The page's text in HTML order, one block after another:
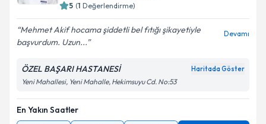
5 (1 Değerlendirme)
Mehmet Akif hocama şiddetli bel fıtığı şikayetiyle
başvurdum. Uzun...
Devamı
ÖZEL BAŞARI HASTANESİ Haritada Göster
Yeni Mahallesi, Yeni Mahalle, Hekimsuyu Cd. No:53
En Yakın Saatler